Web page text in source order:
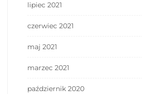
lipiec 2021
czerwiec 2021
maj 2021
marzec 2021
październik 2020